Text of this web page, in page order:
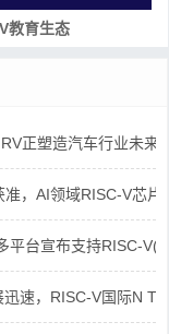
教育生态
正塑造汽车行业未来
，AI领域RISC-V芯
平台宣布支持RISC-V(
速，RISC-V国际N